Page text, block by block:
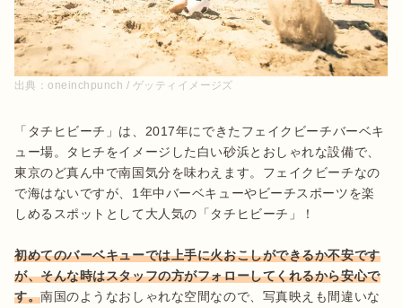
出典：oneinchpunch / ゲッティイメージズ
「タチヒビーチ」は、2017年にできたフェイクビーチバーベキ
ュー場。タヒチをイメージした白い砂浜とおしゃれな設備で、
東京のど真ん中で南国気分を味わえます。フェイクビーチなの
で海はないですが、1年中バーベキューやビーチスポーツを楽
しめるスポットとして大人気の「タチヒビーチ」！
初めてのバーベキューでは上手に火おこしができるか不安です
が、そんな時はスタッフの方がフォローしてくれるから安心で
す。南国のようなおしゃれな空間なので、写真映えも間違いな